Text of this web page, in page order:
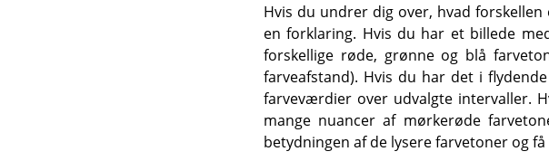
Hvis du undrer dig over, hvad
en forklaring. Hvis du har et billede
forskellige røde, grønne og blå
farveafstand). Hvis du har det i
farveværdier over udvalgte intervaller.
mange nuancer af mørkerøde
betydningen af de lysere farvetoner og